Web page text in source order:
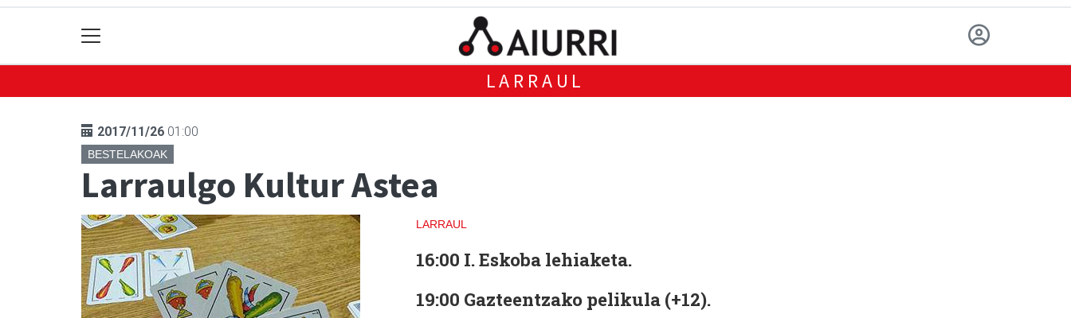
LARRAUL
2017/11/26 01:00
BESTELAKOAK
Larraulgo Kultur Astea
LARRAUL
16:00 I. Eskoba lehiaketa.
19:00 Gazteentzako pelikula (+12).